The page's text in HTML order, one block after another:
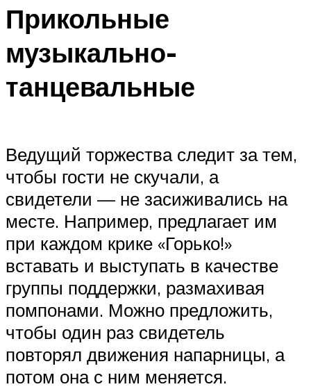
Прикольные
музыкально-
танцевальные
Ведущий торжества следит за тем,
чтобы гости не скучали, а
свидетели — не засиживались на
месте. Например, предлагает им
при каждом крике «Горько!»
вставать и выступать в качестве
группы поддержки, размахивая
помпонами. Можно предложить,
чтобы один раз свидетель
повторял движения напарницы, а
потом она с ним меняется.